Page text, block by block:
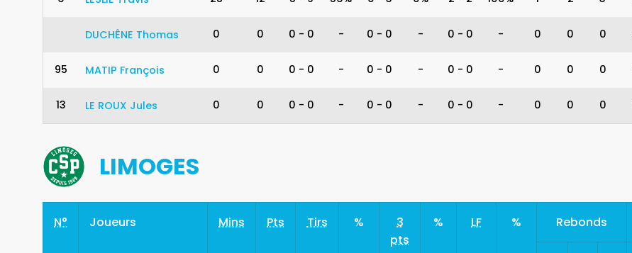
DUCHÊNE Thomas 0 0 0 - 0 - 0 - 0 - 0 - 0 - 0 0 0
95 MATIP François 0 0 0 - 0 - 0 - 0 - 0 - 0 - 0 0 0
13 LE ROUX Jules 0 0 0 - 0 - 0 - 0 - 0 - 0 - 0 0 0
LIMOGES
N° Joueurs Mins Pts Tirs %
3
pts
% LF % Rebonds